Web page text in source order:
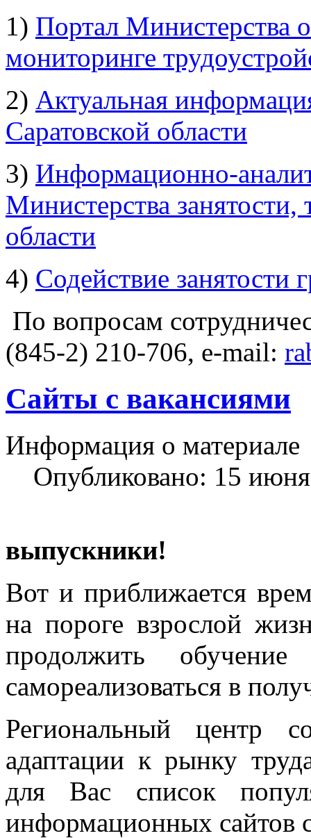
1) Портал Министерства
мониторинге
2) Актуальная
Саратовской области
3) Информационно-
Министерства
области
4) Содействие занятости
По вопросам
(845-2) 210-706, e-mail:
Сайты с вакансиями
Информация о материале
Опубликовано: 15
выпускники!
Вот и приближается
на пороге взрослой
продолжить
самореализоваться в
Региональный центр
адаптации к рынку
для Вас список
информационных сайтов